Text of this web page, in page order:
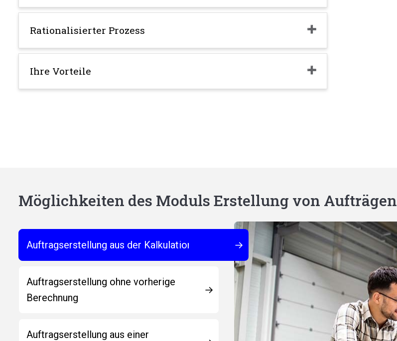
Rationalisierter Prozess
Ihre Vorteile
Möglichkeiten des Moduls Erstellung von Aufträgen
Auftragserstellung aus der Kalkulation
Auftragserstellung ohne vorherige
Berechnung
Auftragserstellung aus einer